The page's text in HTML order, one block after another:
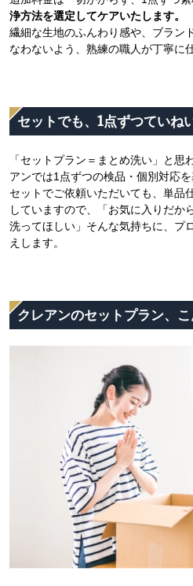
浄方法を選定してケアいたします。
繊細な生地のふんわり感や、ブラン
なわないよう、熟練の職人が丁寧に
セットでも、1点ずつていね
「セットプラン＝まとめ洗い」と
アンでは1点ずつの検品・個別対応を
セットでご依頼いただいても、単品
していますので、「お気に入りだか
洗ってほしい」そんな気持ちに、プ
えします。
クレアンのセットプラン、